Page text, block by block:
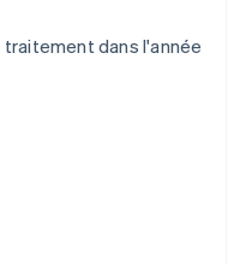
dans l'année